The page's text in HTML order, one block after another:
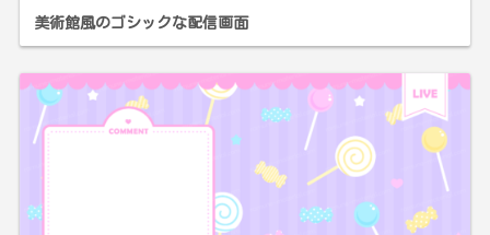
美術館風のゴシックな配信画面